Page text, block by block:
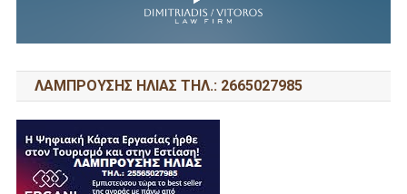
ΛΑΜΠΡΟΥΣΗΣ ΗΛΙΑΣ ΤΗΛ.: 2665027985